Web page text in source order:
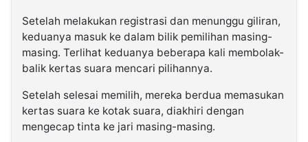
Setelah melakukan registrasi dan menunggu giliran,
keduanya masuk ke dalam bilik pemilihan masing-
masing. Terlihat keduanya beberapa kali membolak-
balik kertas suara mencari pilihannya.
Setelah selesai memilih, mereka berdua memasukan
kertas suara ke kotak suara, diakhiri dengan
mengecap tinta ke jari masing-masing.